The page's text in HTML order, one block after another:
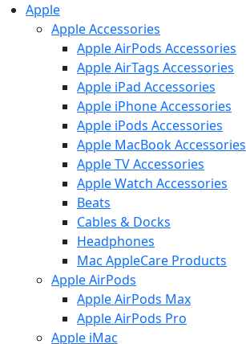
Apple
Apple Accessories
Apple AirPods Accessories
Apple AirTags Accessories
Apple iPad Accessories
Apple iPhone Accessories
Apple iPods Accessories
Apple MacBook Accessories
Apple TV Accessories
Apple Watch Accessories
Beats
Cables & Docks
Headphones
Mac AppleCare Products
Apple AirPods
Apple AirPods Max
Apple AirPods Pro
Apple iMac